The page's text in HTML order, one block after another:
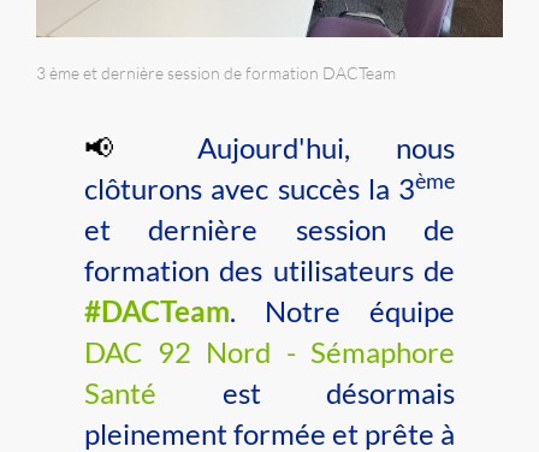
3 ème et dernière session de formation DACTeam
📢Aujourd'hui, nous
clôturons avec succès la 3ème
et dernière session de
formation des utilisateurs de
#DACTeam. Notre équipe
DAC 92 Nord - Sémaphore
Santé est désormais
pleinement formée et prête à